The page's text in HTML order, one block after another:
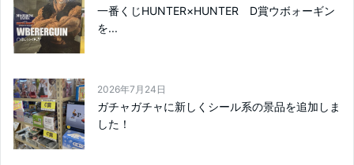
一番くじHUNTER×HUNTER D賞ウボォーギン
を...
2026年7月24日
ガチャガチャに新しくシール系の景品を追加しま
した！